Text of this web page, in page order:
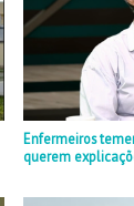
Enfermeiros
querem